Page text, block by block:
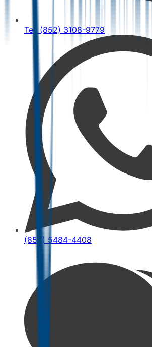
Tel: (852) 3108-9779
(852) 5484-4408